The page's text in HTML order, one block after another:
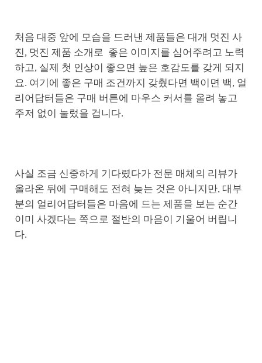
처음 대중 앞에 모습을 드러낸 제품들은 대개 멋진 사
진, 멋진 제품 소개로 좋은 이미지를 심어주려고 노력
하고, 실제 첫 인상이 좋으면 높은 호감도를 갖게 되지
요. 여기에 좋은 구매 조건까지 갖췄다면 백이면 백, 얼
리어답터들은 구매 버튼에 마우스 커서를 올려 놓고
주저 없이 눌렀을 겁니다.
사실 조금 신중하게 기다렸다가 전문 매체의 리뷰가
올라온 뒤에 구매해도 전혀 늦는 것은 아니지만, 대부
분의 얼리어답터들은 마음에 드는 제품을 보는 순간
이미 사겠다는 쪽으로 절반의 마음이 기울어 버립니
다.